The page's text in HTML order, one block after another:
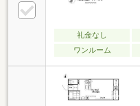
礼金なし
ワンルーム